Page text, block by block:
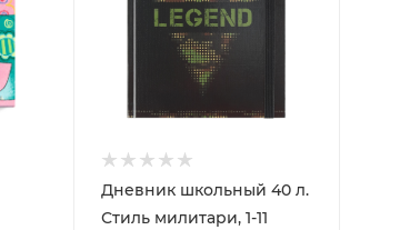
Дневник школьный 40 л.
Стиль милитари, 1-11